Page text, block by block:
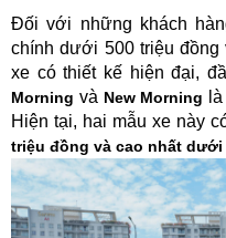
Đối với những khách
chính dưới 500 triệu đồng
xe có thiết kế hiện đại,
Morning và New Morning
Hiện tại, hai mẫu xe này
triệu đồng và cao nhất dưới